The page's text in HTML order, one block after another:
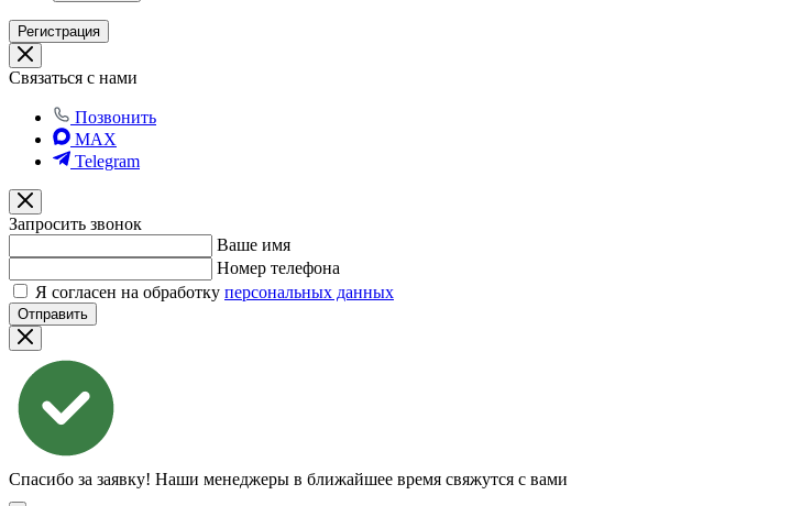
Регистрация
Связаться с нами
Позвонить
MAX
Telegram
Запросить звонок
Ваше имя
Номер телефона
Я согласен на обработку персональных данных
Отправить
Спасибо за заявку! Наши менеджеры в ближайшее время свяжутся с вами